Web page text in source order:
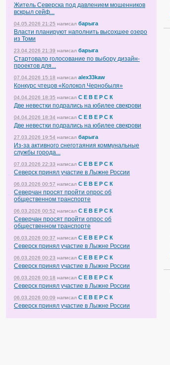
Житель Северска под давлением мошенников
вскрыл сейф...
04.05.2026 21:25 написал барыга
Власти планируют наполнить высохшее озеро
из Томи
23.04.2026 21:39 написал барыга
Стартовало голосование по выбору дизайн-
проектов для...
07.04.2026 15:18 написал alex33kaw
Конкурс чтецов «Колокол Чернобыля»
04.04.2026 18:35 написал С Е В Е Р С К
Две невестки подрались на юбилее свекрови
04.04.2026 18:34 написал С Е В Е Р С К
Две невестки подрались на юбилее свекрови
27.03.2026 19:54 написал барыга
Из-за активного снеготаяния коммунальные
службы города...
07.03.2026 22:33 написал С Е В Е Р С К
Северск принял участие в Лыжне России
06.03.2026 00:57 написал С Е В Е Р С К
Северчан просят пройти опрос об
общественном транспорте
06.03.2026 00:52 написал С Е В Е Р С К
Северчан просят пройти опрос об
общественном транспорте
06.03.2026 00:37 написал С Е В Е Р С К
Северск принял участие в Лыжне России
06.03.2026 00:23 написал С Е В Е Р С К
Северск принял участие в Лыжне России
06.03.2026 00:18 написал С Е В Е Р С К
Северск принял участие в Лыжне России
06.03.2026 00:09 написал С Е В Е Р С К
Северск принял участие в Лыжне России